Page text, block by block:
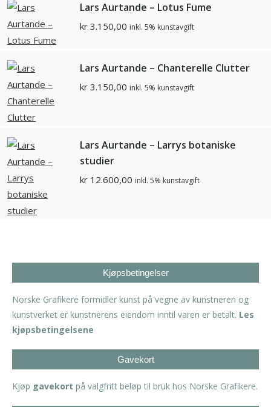
Lars Aurtande – Lotus Fume
kr 3.150,00 inkl. 5% kunstavgift
Lars Aurtande – Chanterelle Clutter
kr 3.150,00 inkl. 5% kunstavgift
Lars Aurtande – Larrys botaniske
studier
kr 12.600,00 inkl. 5% kunstavgift
Kjøpsbetingelser
Norske Grafikere formidler kunst på vegne av kunstneren og
kunstverket er kunstnerens eiendom inntil varen er betalt. Les
kjøpsbetingelsene
Gavekort
Kjøp gavekort på valgfritt beløp til bruk hos Norske Grafikere.